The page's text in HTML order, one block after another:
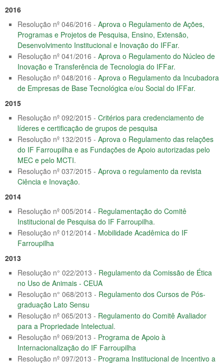
2016
Resolução nº 046/2016 - Aprova o Regulamento de Ações,
Programas e Projetos de Pesquisa, Ensino, Extensão,
Desenvolvimento Institucional e Inovação do IFFar.
Resolução nº 041/2016 - Aprova o Regulamento do Núcleo de
Inovação e Transferência de Tecnologia do IFFar.
Resolução nº 048/2016 - Aprova o Regulamento da Incubadora
de Empresas de Base Tecnológica e/ou Social do IFFar.
2015
Resolução nº 092/2015 - Critérios para credenciamento de
líderes e certificação de grupos de pesquisa
Resolução nº 132/2015 - Aprova o Regulamento das relações
do IF Farroupilha e as Fundações de Apoio autorizadas pelo
MEC e pelo MCTI.
Resolução nº 037/2015 - Aprova o regulamento da revista
Ciência e Inovação.
2014
Resolução nº 005/2014 - Regulamentação do Comitê
Institucional de Pesquisa do IF Farroupilha.
Resolução nº 012/2014 - Mobilidade Acadêmica do IF
Farroupilha
2013
Resolução n° 022/2013 - Regulamento da Comissão de Ética
no Uso de Animais - CEUA
Resolução n° 068/2013 - Regulamento dos Cursos de Pós-
graduação Lato Sensu
Resolução nº 065/2013 - Regulamento do Comitê Avaliador
para a Propriedade Intelectual.
Resolução nº 069/2013 - Programa de Apoio à
Internacionalização do IF Farroupilha
Resolução nº 097/2013 - Programa Institucional de Incentivo a